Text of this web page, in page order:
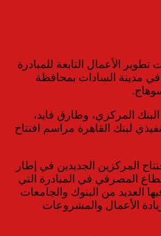
الأعمال التابعة للمبادرة
في مدينة السادات بمحافظة
المركزي، وطارق فايد،
لبنك القاهرة مراسم افتتاح
المركزين الجديدين في إطار
المصرفي في المبادرة التي
العديد من البنوك والجامعات
الأعمال والمشروعات